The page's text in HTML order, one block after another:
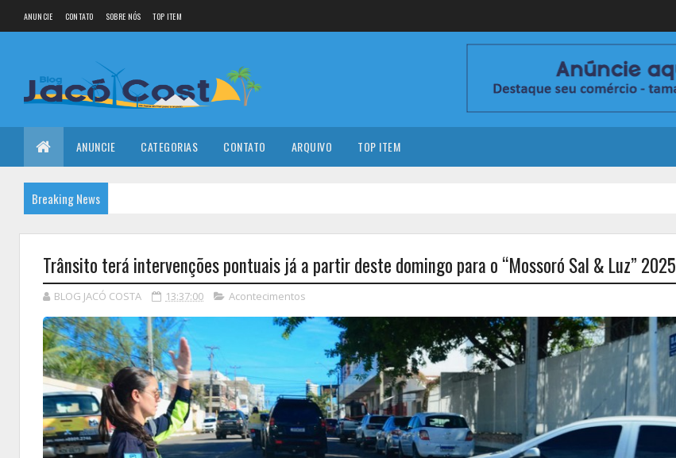
ANUNCIE CONTATO SOBRE NÓS TOP ITEM
ANUNCIE CATEGORIAS CONTATO ARQUIVO TOP ITEM
Breaking News
Trânsito terá intervenções pontuais já a partir deste domingo para o “Mossoró Sal & Luz” 2025
BLOG JACÓ COSTA 13:37:00 Acontecimentos